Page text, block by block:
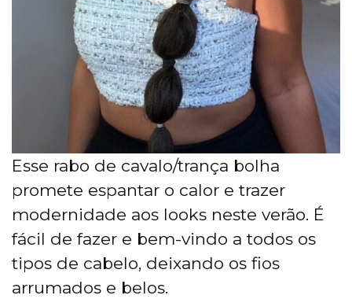
Esse rabo de cavalo/trança bolha
promete espantar o calor e trazer
modernidade aos looks neste verão. É
fácil de fazer e bem-vindo a todos os
tipos de cabelo, deixando os fios
arrumados e belos.